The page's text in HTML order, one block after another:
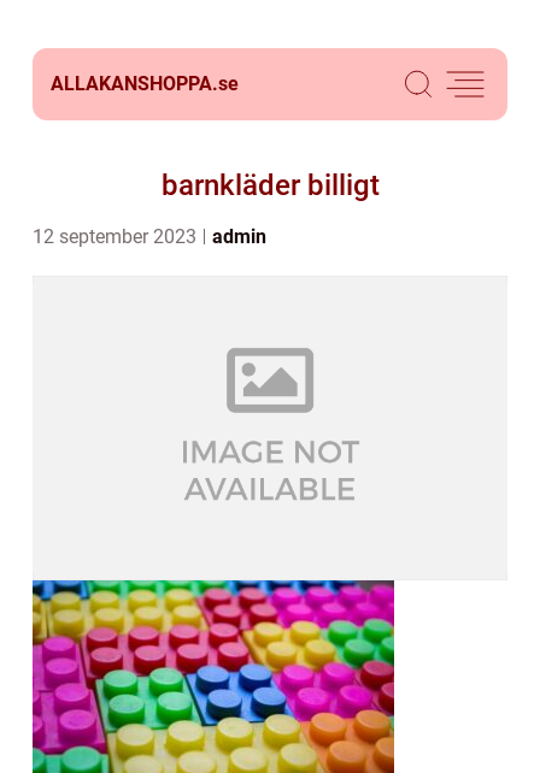
ALLAKANSHOPPA.se
barnkläder billigt
12 september 2023 admin